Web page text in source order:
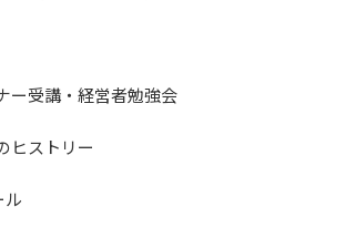
ー受講・経営者勉強会
ヒストリー
ル